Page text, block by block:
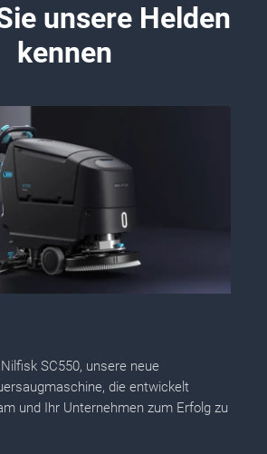
unsere Helden
kennen
SC550, unsere neue
die entwickelt
und Ihr Unternehmen zum Erfolg zu